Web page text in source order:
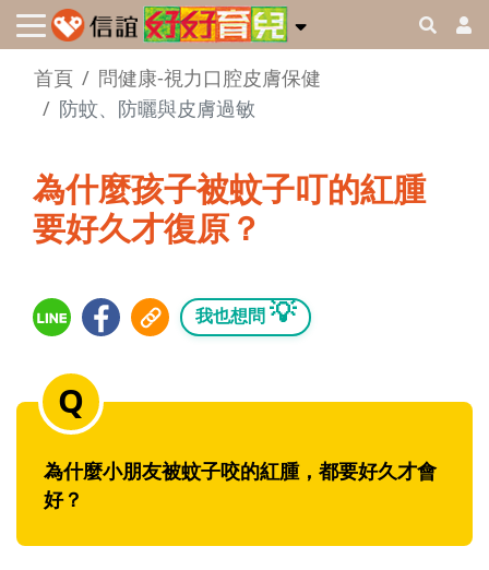
首頁
問健康-視力口腔皮膚保健
防蚊、防曬與皮膚過敏
為什麼孩子被蚊子叮的紅腫
要好久才復原？
我也想問 💡
為什麼小朋友被蚊子咬的紅腫，都要好久才會
好？